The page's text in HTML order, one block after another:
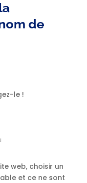
de
le !
web, choisir un
et ce ne sont